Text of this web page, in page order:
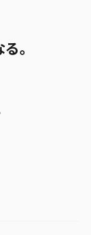
。